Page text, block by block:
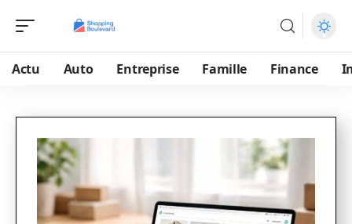
Actu Auto Entreprise Famille Finance